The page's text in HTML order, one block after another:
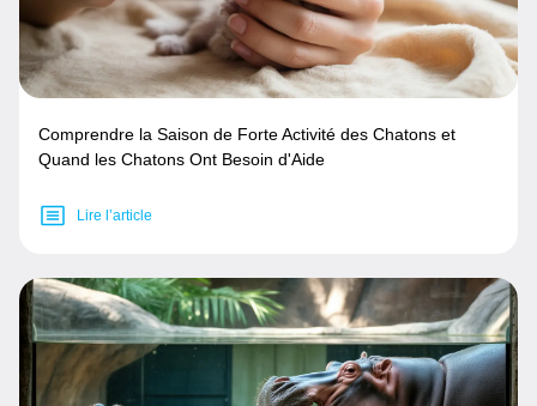
Comprendre la Saison de Forte Activité des Chatons et
Quand les Chatons Ont Besoin d'Aide
Lire l’article